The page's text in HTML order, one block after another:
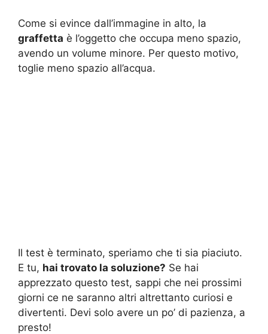
Come si evince dall’immagine in alto, la
graffetta è l’oggetto che occupa meno spazio,
avendo un volume minore. Per questo motivo,
toglie meno spazio all’acqua.
Il test è terminato, speriamo che ti sia piaciuto.
E tu, hai trovato la soluzione? Se hai
apprezzato questo test, sappi che nei prossimi
giorni ce ne saranno altri altrettanto curiosi e
divertenti. Devi solo avere un po’ di pazienza, a
presto!